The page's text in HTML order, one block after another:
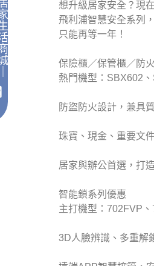
想升級居家安全？現
飛利浦智慧安全系列
只能再等一年！
保險櫃／保管櫃／防
熱門機型：SBX602
防盜防火設計，兼具
珠寶、現金、重要文
居家與辦公首選，打
智能鎖系列優惠
主打機型：702FVP
3D人臉辨識、多重解